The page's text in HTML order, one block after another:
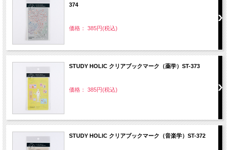
374
価格： 385円(税込)
STUDY HOLIC クリアブックマーク（薬学）ST-373
価格： 385円(税込)
STUDY HOLIC クリアブックマーク（音楽学）ST-372